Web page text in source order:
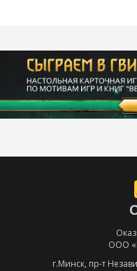
ООО
г.Минск, пр-т